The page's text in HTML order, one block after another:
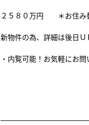
２５８０万円 ＊お住み
新物件の為、詳細は後日Ｕ
・内覧可能！お気軽にお